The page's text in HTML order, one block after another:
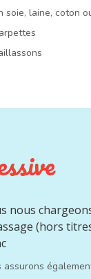
soie, laine, coton
nous
(hors
assurons